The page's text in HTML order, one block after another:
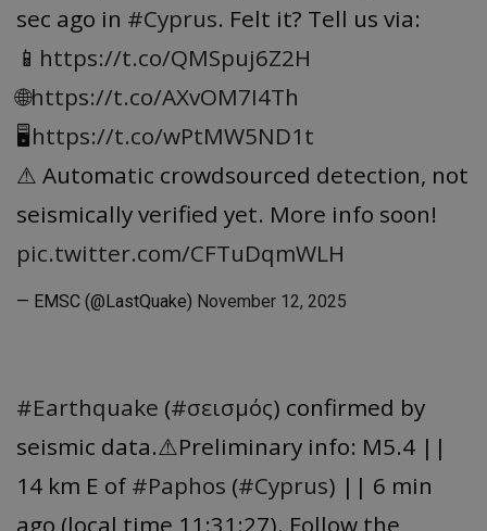
sec ago in #Cyprus. Felt it? Tell us via:
📱 https://t.co/QMSpuj6Z2H
🌐https://t.co/AXvOM7I4Th
🖥https://t.co/wPtMW5ND1t
⚠ Automatic crowdsourced detection, not
seismically verified yet. More info soon!
pic.twitter.com/CFTuDqmWLH
— EMSC (@LastQuake) November 12, 2025
#Earthquake (#σεισμός) confirmed by
seismic data.⚠Preliminary info: M5.4 ||
14 km E of #Paphos (#Cyprus) || 6 min
ago (local time 11:31:27). Follow the